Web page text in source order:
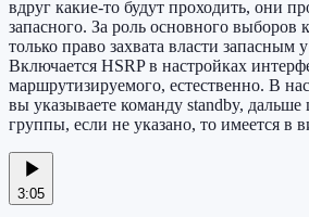
вдруг какие-то будут проходить, они
запасного. За роль основного выборов
только право захвата власти запасным
Включается HSRP в настройках
маршрутизируемого, естественно. В
вы указываете команду standby,
группы, если не указано, то имеется в
3:05